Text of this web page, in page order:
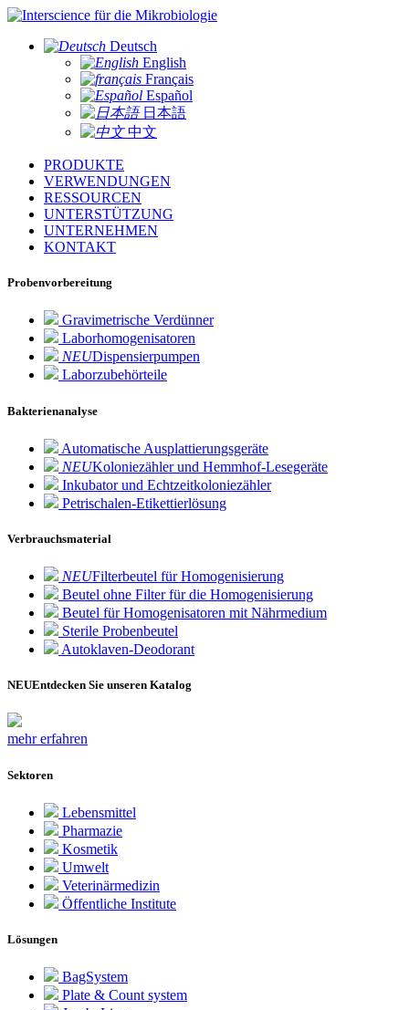
für die Mikrobiologie
Deutsch
English
Français
Español
日本語
中文
PRODUKTE
VERWENDUNGEN
RESSOURCEN
UNTERSTÜTZUNG
UNTERNEHMEN
KONTAKT
Probenvorbereitung
Gravimetrische Verdünner
Laborhomogenisatoren
NEUDispensierpumpen
Laborzubehörteile
Bakterienanalyse
Automatische Ausplattierungsgeräte
NEUKoloniezähler und Hemmhof-Lesegeräte
Inkubator und Echtzeitkoloniezähler
Petrischalen-Etikettierlösung
Verbrauchsmaterial
NEUFilterbeutel für Homogenisierung
Beutel ohne Filter für die Homogenisierung
Beutel für Homogenisatoren mit Nährmedium
Sterile Probenbeutel
Autoklaven-Deodorant
NEUEntdecken Sie unseren Katalog
mehr erfahren
Sektoren
Lebensmittel
Pharmazie
Kosmetik
Umwelt
Veterinärmedizin
Öffentliche Institute
Lösungen
BagSystem
Plate & Count system